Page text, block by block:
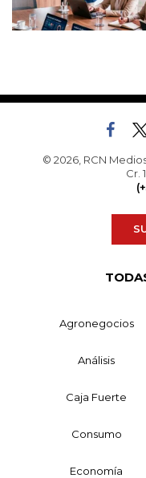
© 2026, RCN
Cr.
Agronegocios
Análisis
Caja Fuerte
Consumo
Economía